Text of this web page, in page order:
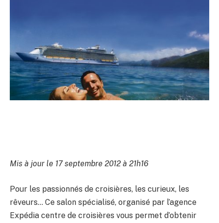
Mis à jour le 17 septembre 2012 à 21h16
Pour les passionnés de croisières, les curieux, les
rêveurs… Ce salon spécialisé, organisé par l’agence
Expédia centre de croisières vous permet d’obtenir